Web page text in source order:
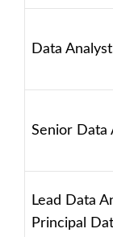
Data Analyst
Senior Data
Lead Data
Principal